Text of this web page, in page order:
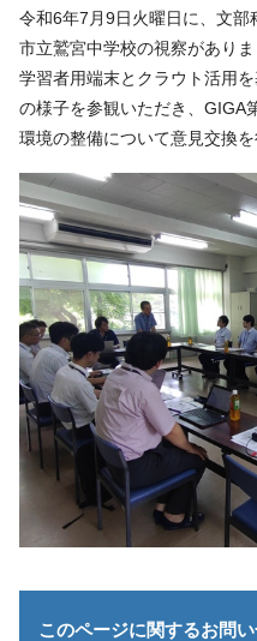
令和6年7月9日火曜日に、文
市立鷲宮中学校の視察がありま
学習者用端末とクラウト活用
の様子を参観いただき、GIGA
環境の整備について意見交換を
このページに関するお問